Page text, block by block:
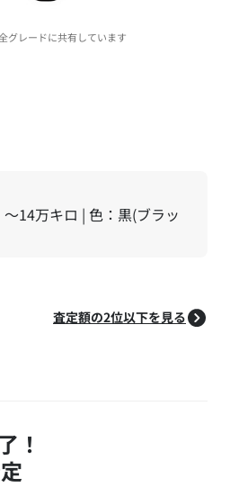
グレードに共有しています
14万キロ | 色：黒(ブラッ
査定額の2位以下を見る
！